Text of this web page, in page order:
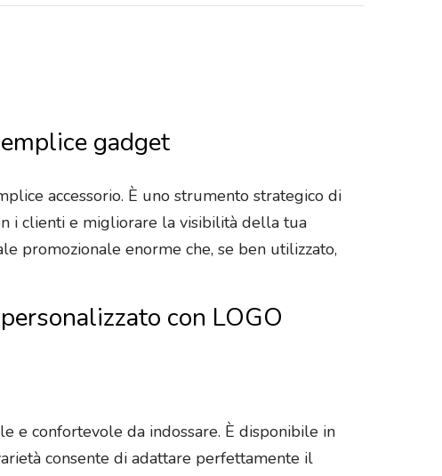
gadget
accessorio. È uno strumento strategico di
i clienti e migliorare la visibilità della tua
promozionale enorme che, se ben utilizzato,
con LOGO
e confortevole da indossare. È disponibile in
consente di adattare perfettamente il